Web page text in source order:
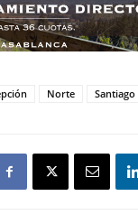
Norte Santiago